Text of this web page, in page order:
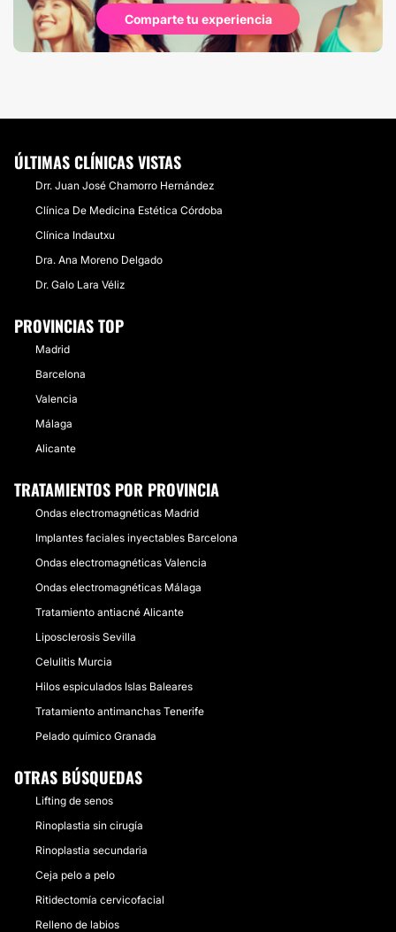
Comparte tu experiencia
ÚLTIMAS CLÍNICAS VISTAS
Drr. Juan José Chamorro Hernández
Clínica De Medicina Estética Córdoba
Clínica Indautxu
Dra. Ana Moreno Delgado
Dr. Galo Lara Véliz
PROVINCIAS TOP
Madrid
Barcelona
Valencia
Málaga
Alicante
TRATAMIENTOS POR PROVINCIA
Ondas electromagnéticas Madrid
Implantes faciales inyectables Barcelona
Ondas electromagnéticas Valencia
Ondas electromagnéticas Málaga
Tratamiento antiacné Alicante
Liposclerosis Sevilla
Celulitis Murcia
Hilos espiculados Islas Baleares
Tratamiento antimanchas Tenerife
Pelado químico Granada
OTRAS BÚSQUEDAS
Lifting de senos
Rinoplastia sin cirugía
Rinoplastia secundaria
Ceja pelo a pelo
Ritidectomía cervicofacial
Relleno de labios